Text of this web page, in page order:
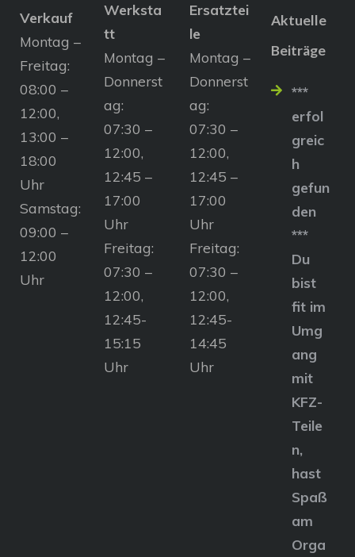
Verkauf
Montag –
Freitag:
08:00 –
12:00,
13:00 –
18:00
Uhr
Samstag:
09:00 –
12:00
Uhr
Werksta
tt
Montag –
Donnerst
ag:
07:30 –
12:00,
12:45 –
17:00
Uhr
Freitag:
07:30 –
12:00,
12:45-
15:15
Uhr
Ersatztei
le
Montag –
Donnerst
ag:
07:30 –
12:00,
12:45 –
17:00
Uhr
Freitag:
07:30 –
12:00,
12:45-
14:45
Uhr
Aktuelle
Beiträge
***
erfol
greic
h
gefun
den
***
Du
bist
fit im
Umg
ang
mit
KFZ-
Teile
n,
hast
Spaß
am
Orga